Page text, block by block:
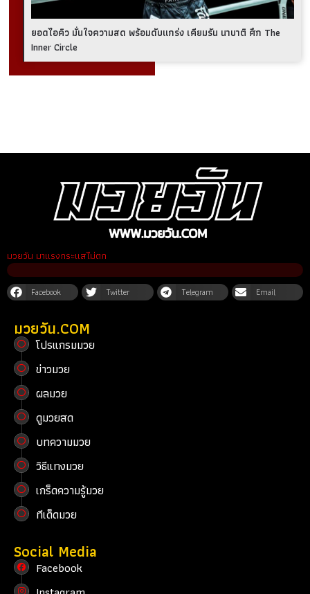
ยอดไอคิว มั่นใจความสด พร้อมดับแกร่ง เคียมรัน นาบาติ ศึก The
Inner Circle
มวยวัน มาแรงกระแสไม่ตก
Facebook Twitter Telegram Email
มวยวัน.COM
โปรแกรมมวย
ข่าวมวย
ผลมวย
ดูมวยสด
บทความมวย
วิธีแทงมวย
เกร็ดความรู้มวย
ทีเด็ดมวย
Social Media
Facebook